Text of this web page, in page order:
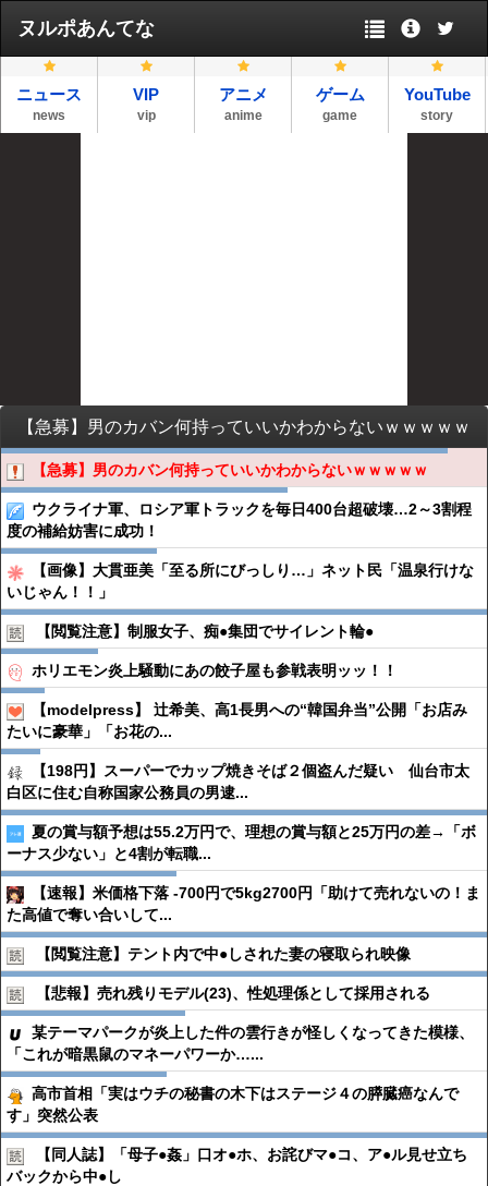
ヌルポあんてな
ニュース
news
VIP
vip
アニメ
anime
ゲーム
game
YouTube
story
【急募】男のカバン何持っていいかわからないｗｗｗｗｗ
【急募】男のカバン何持っていいかわからないｗｗｗｗｗ
ウクライナ軍、ロシア軍トラックを毎日400台超破壊…2～3割程
度の補給妨害に成功！
【画像】大貫亜美「至る所にびっしり…」ネット民「温泉行けな
いじゃん！！」
【閲覧注意】制服女子、痴●︎集団でサイレント輪●︎
ホリエモン炎上騒動にあの餃子屋も参戦表明ッッ！！
【modelpress】 辻希美、高1長男への“韓国弁当”公開「お店み
たいに豪華」「お花の...
【198円】スーパーでカップ焼きそば２個盗んだ疑い 仙台市太
白区に住む自称国家公務員の男逮...
夏の賞与額予想は55.2万円で、理想の賞与額と25万円の差→「ボ
ーナス少ない」と4割が転職...
【速報】米価格下落 -700円で5kg2700円「助けて売れないの！ま
た高値で奪い合いして...
【閲覧注意】テント内で中●︎しされた妻の寝取られ映像
【悲報】売れ残りモデル(23)、性処理係として採用される
某テーマパークが炎上した件の雲行きが怪しくなってきた模様、
「これが暗黒鼠のマネーパワーか…...
高市首相「実はウチの秘書の木下はステージ４の膵臓癌なんで
す」突然公表
【同人誌】「母子●︎姦」口オ●︎ホ、お詫びマ●︎コ、ア●︎ル見せ立ち
バックから中●︎し